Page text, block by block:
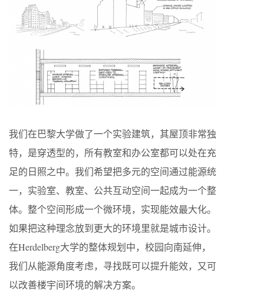
我们在巴黎大学做了一个实验建筑，其屋顶非常独
特，是穿透型的，所有教室和办公室都可以处在充
足的日照之中。我们希望把多元的空间通过能源统
一，实验室、教室、公共互动空间一起成为一个整
体。整个空间形成一个微环境，实现能效最大化。
如果把这种理念放到更大的环境里就是城市设计。
在Herdelberg大学的整体规划中，校园向南延伸，
我们从能源角度考虑，寻找既可以提升能效，又可
以改善楼宇间环境的解决方案。